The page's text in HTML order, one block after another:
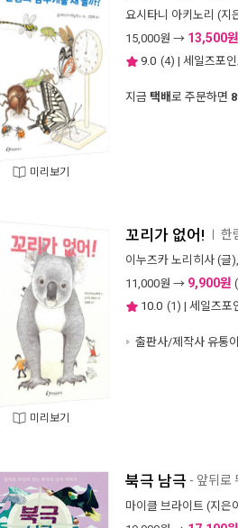
미리보기
요시타니 아키노리 (지
15,000원 → 13,500원
9.0 (4) | 세일즈포
지금 택배로 주문하면
미리보기
꼬리가 없어! 한
이누즈카 노리히사 (글),
11,000원 → 9,900원 (
10.0 (1) | 세일즈포
출판사/제작사 유통
북극 남극 - 앞뒤로
마이클 브라이트 (지은